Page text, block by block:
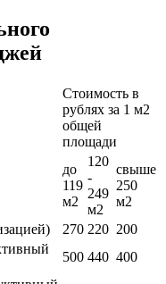
Стоимость в
рублях за 1 м2
общей
площади
до
119
м2
120
-
249
м2
свыше
250
м2
270 220 200
500 440 400